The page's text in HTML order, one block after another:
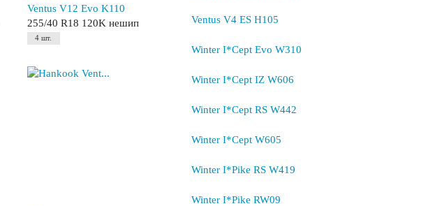
Ventus V12 Evo K110
255/40 R18 120K нешип
4 шт.
Ventus V4 ES H105
Winter I*Cept Evo W310
Winter I*Cept IZ W606
Winter I*Cept RS W442
Winter I*Cept W605
Winter I*Pike RS W419
Winter I*Pike RW09